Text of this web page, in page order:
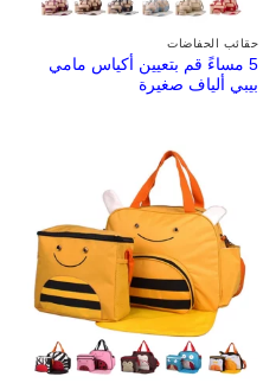
حقائب الحفاضات
5 مساءً قم بتعيين أكياس مامي
بيبي ألياف صغيرة